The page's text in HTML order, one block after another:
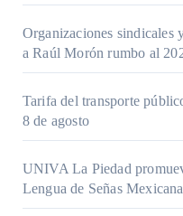
Organizaciones sindicales
a Raúl Morón rumbo al
Tarifa del transporte
8 de agosto
UNIVA La Piedad
Lengua de Señas Mexicana